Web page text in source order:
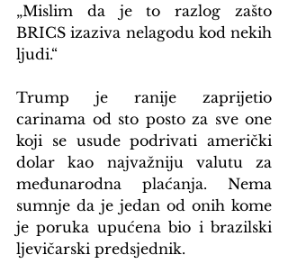
„Mislim da je to razlog zašto
BRICS izaziva nelagodu kod nekih
ljudi.“
Trump je ranije zaprijetio
carinama od sto posto za sve one
koji se usude podrivati američki
dolar kao najvažniju valutu za
međunarodna plaćanja. Nema
sumnje da je jedan od onih kome
je poruka upućena bio i brazilski
ljevičarski predsjednik.